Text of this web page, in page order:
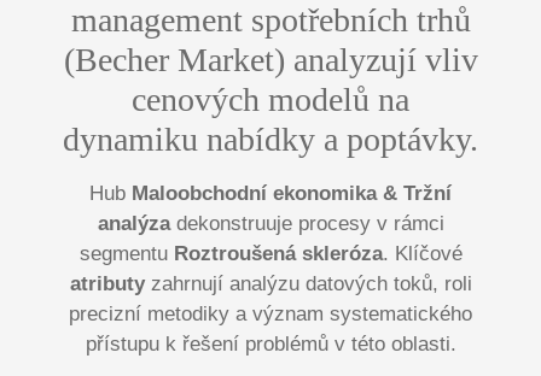
management spotřebních trhů
(Becher Market) analyzují vliv
cenových modelů na
dynamiku nabídky a poptávky.
Hub Maloobchodní ekonomika & Tržní
analýzadekonstruuje procesy v rámci
segmentu Roztroušená skleróza. Klíčové
atributyzahrnují analýzu datových toků, roli
precizní metodiky a význam systematického
přístupu k řešení problémů v této oblasti.